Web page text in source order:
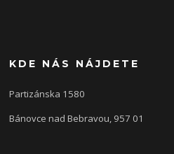
KDE NÁS NÁJDETE
Partizánska 1580
Bánovce nad Bebravou, 957 01